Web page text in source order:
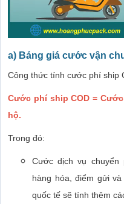
a) Bảng giá cước vận
Công thức tính cước phí ship
Cước phí ship COD =
hộ.
Trong đó:
Cước dịch vụ chuyển
hàng hóa, điểm gửi
quốc tế sẽ tính thêm